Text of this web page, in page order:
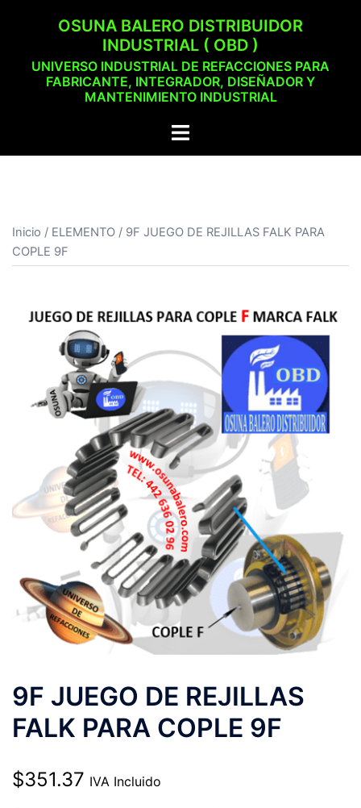
OSUNA BALERO DISTRIBUIDOR
INDUSTRIAL ( OBD )
UNIVERSO INDUSTRIAL DE REFACCIONES PARA
FABRICANTE, INTEGRADOR, DISEÑADOR Y
MANTENIMIENTO INDUSTRIAL
Alternar
Inicio / ELEMENTO / 9F JUEGO DE REJILLAS FALK PARA
COPLE 9F
9F JUEGO DE REJILLAS
FALK PARA COPLE 9F
$351.37 IVA Incluido